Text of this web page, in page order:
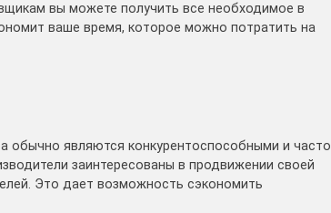
вы можете получить все необходимое в
ваше время, которое можно потратить на
обычно являются конкурентоспособными и часто
заинтересованы в продвижении своей
Это дает возможность сэкономить